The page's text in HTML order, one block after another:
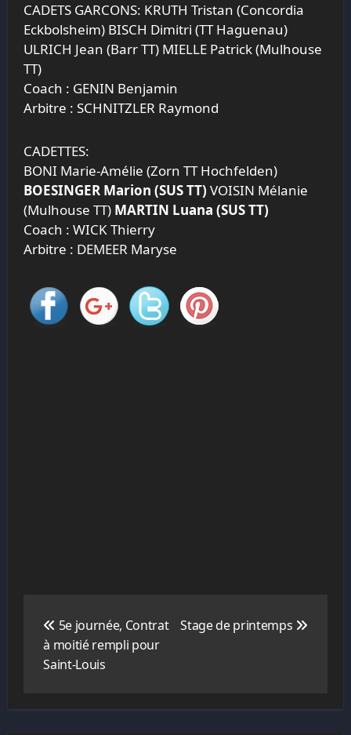
CADETS GARCONS: KRUTH Tristan (Concordia
Eckbolsheim) BISCH Dimitri (TT Haguenau)
ULRICH Jean (Barr TT) MIELLE Patrick (Mulhouse
TT)
Coach : GENIN Benjamin
Arbitre : SCHNITZLER Raymond
CADETTES:
BONI Marie-Amélie (Zorn TT Hochfelden)
BOESINGER Marion (SUS TT) VOISIN Mélanie
(Mulhouse TT) MARTIN Luana (SUS TT)
Coach : WICK Thierry
Arbitre : DEMEER Maryse
l’article
5e journée, Contrat
à moitié rempli pour
Saint-Louis
Stage de printemps